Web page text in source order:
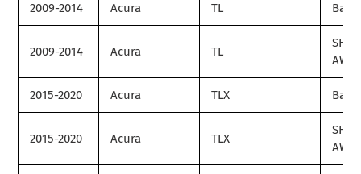
2009-2014 Acura TL Base
2009-2014 Acura TL
SH-
AWD
2015-2020 Acura TLX Base
2015-2020 Acura TLX
SH-
AWD